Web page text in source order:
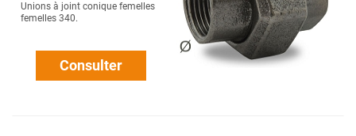
Unions à joint conique femelles
femelles 340.
Consulter